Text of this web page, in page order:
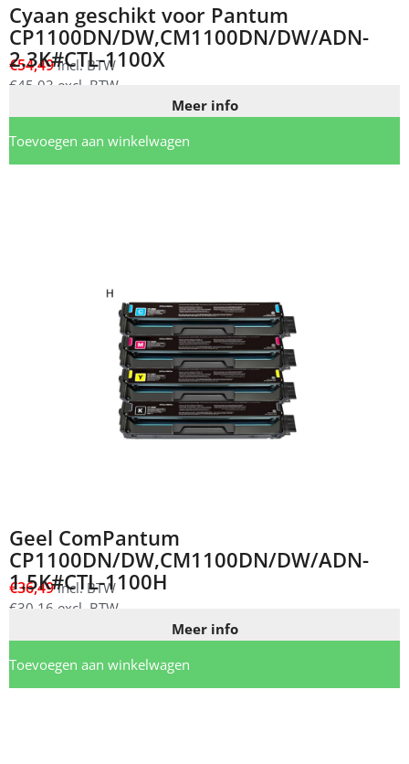
Cyaan geschikt voor Pantum
CP1100DN/DW,CM1100DN/DW/ADN-
2.3K#CTL-1100X
€54,49incl. BTW
€45,03 excl. BTW
Meer info
Toevoegen aan winkelwagen
Geel ComPantum
CP1100DN/DW,CM1100DN/DW/ADN-
1.5K#CTL-1100H
€36,49incl. BTW
€30,16 excl. BTW
Meer info
Toevoegen aan winkelwagen